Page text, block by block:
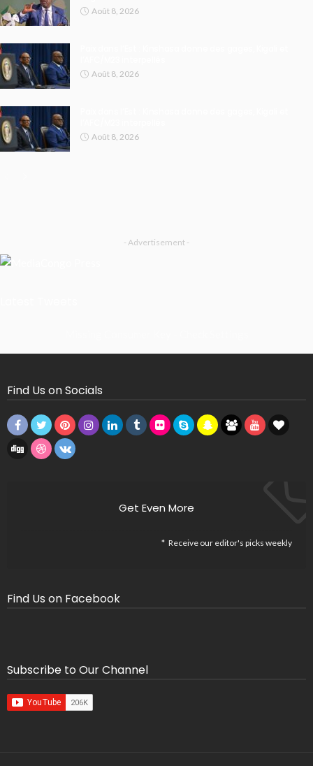
Août 8, 2026
Août 8, 2026
Août 8, 2026
- Advertisement -
Find Us on Socials
Get Even More
Receive our editor's picks weekly
Find Us on Facebook
Subscribe to Our Channel